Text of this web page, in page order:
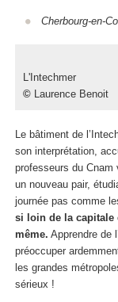
Cherbourg-en-
L'Intechmer
© Laurence Benoit
Le bâtiment de
son interprétation,
professeurs du Cnam
un nouveau pair,
journée pas comme
si loin de la capitale
même. Apprendre de
préoccuper
les grandes
sérieux !